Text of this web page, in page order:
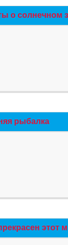
о солнечном
рыбалка
этот